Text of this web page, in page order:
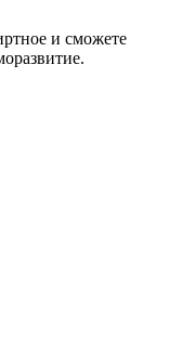
и сможете